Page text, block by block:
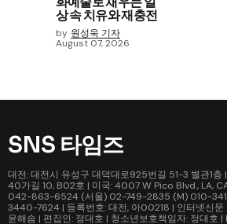
상 속 치유와 재충전
by 원성욱 기자
August 07, 2026
SNS 타임즈
대전: 대전시 유성구 대덕대로925번길 51-3 별관1층
40가길 10, B02호 | 미국: 4007 W Pico Blvd., LA,
042-863-6524 (서울) 02-749-2835 (M) 010-
3440-7624 | 등록번호: 대전, 아00218 | 인터넷신문
윤해솜 | 편집인: 정대호 | 청소년보호책임자: 정대호